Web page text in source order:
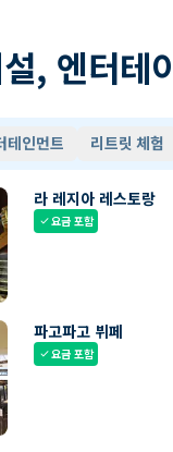
, 엔터테
테인먼트 리트릿 체험
라 레지아 레스토랑
check요금 포함
파고파고 뷔페
check요금 포함